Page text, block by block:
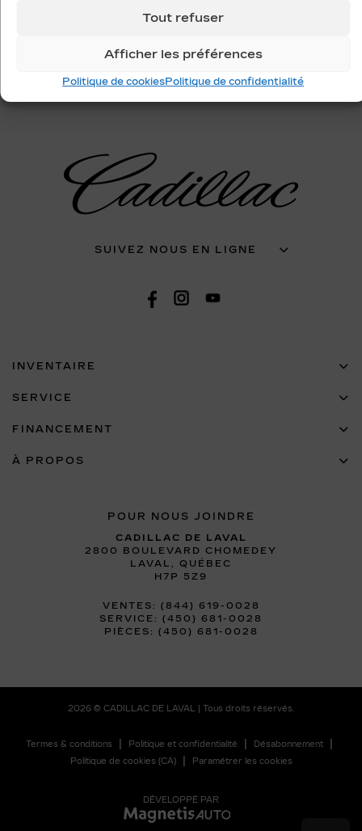
Tout refuser
Afficher les préférences
Politique de cookiesPolitique de confidentialité
SUIVEZ NOUS EN LIGNE
POUR NOUS JOINDRE
CADILLAC DE LAVAL
2800 BOULEVARD CHOMEDEY
LAVAL , QUÉBEC
H7P 5Z9
VENTES: (844) 619-0028
SERVICE: (450) 681-0028
PIÈCES: (450) 681-0028
INVENTAIRE
SERVICE
FINANCEMENT
À PROPOS
2026 © CADILLAC DE LAVAL | Tous droits réservés.
Termes & conditions | Politique et confidentialité | Désabonnement |
Politique de cookies (CA)| Paramétrer les cookies
DÉVELOPPÉ PAR